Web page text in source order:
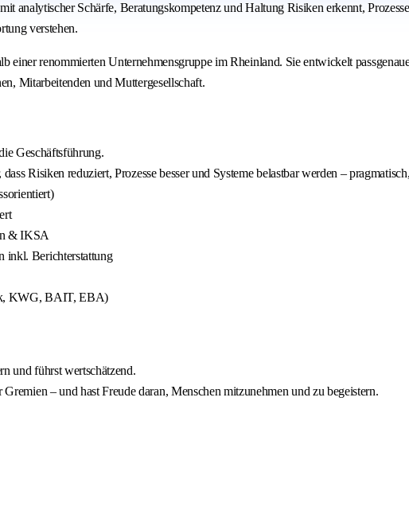
analytischer Schärfe, Beratungskompetenz und Haltung Risiken erkennt,
verstehen.
einer renommierten Unternehmensgruppe im Rheinland. Sie entwickelt
Mitarbeitenden und Muttergesellschaft.
Geschäftsführung.
Risiken reduziert, Prozesse besser und Systeme belastbar werden –
& IKSA
inkl. Berichterstattung
KWG, BAIT, EBA)
und führst wertschätzend.
– und hast Freude daran, Menschen mitzunehmen und zu begeistern.